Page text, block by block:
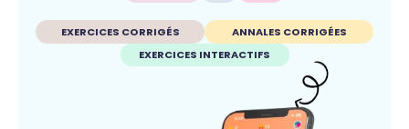
EXERCICES CORRIGÉS
ANNALES CORRIGÉES
EXERCICES INTERACTIFS